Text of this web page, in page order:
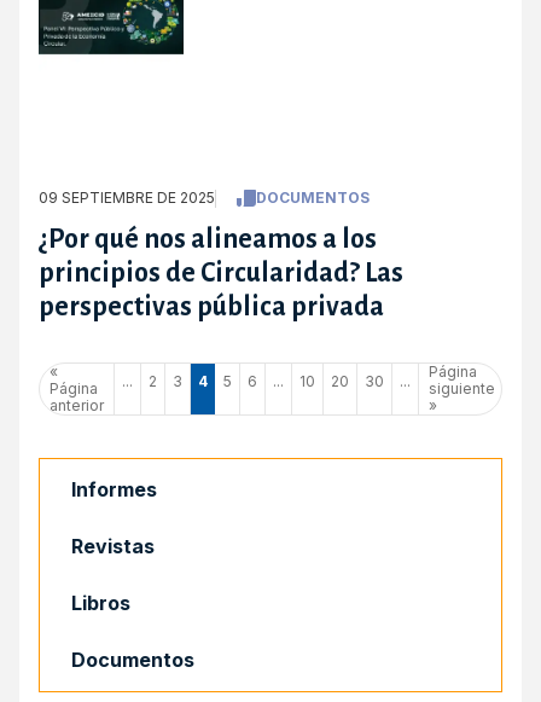
09 SEPTIEMBRE DE 2025 DOCUMENTOS
¿Por qué nos alineamos a los
principios de Circularidad? Las
perspectivas pública privada
«
Página
anterior
... 2 3 4 5 6 ... 10 20 30 ...
Página
siguiente
»
Informes
Revistas
Libros
Documentos